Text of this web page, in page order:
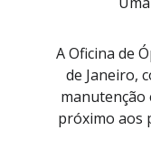
A Oficina de
de Janeiro,
manutenção
próximo aos